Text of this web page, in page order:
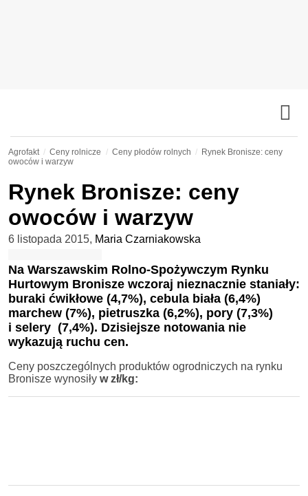
Agrofakt Ceny rolnicze Ceny płodów rolnych
Rynek Bronisze: ceny
owoców i warzyw
Rynek Bronisze: ceny
owoców i warzyw
6 listopada 2015, Maria Czarniakowska
Na Warszawskim Rolno-Spożywczym Rynku
Hurtowym Bronisze wczoraj nieznacznie staniały:
buraki ćwikłowe (4,7%), cebula biała (6,4%)
marchew (7%), pietruszka (6,2%), pory (7,3%)
i selery (7,4%). Dzisiejsze notowania nie
wykazują ruchu cen.
Ceny poszczególnych produktów ogrodniczych na rynku
Bronisze wynosiły w zł/kg: